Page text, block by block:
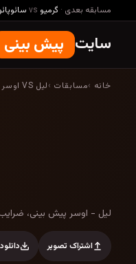
مسابقه بعدی · گرمیو vs
سایت پیش بینی
خانه ›مسابقات ›لیل VS اوسر
لیل - اوسر پیش
لیل - اوسر پیش بینی، ضرایب و فرم —
اشتراک تصویر